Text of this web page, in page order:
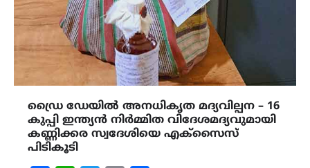
ഡ്രൈ ഡേയിൽ അനധികൃത മദ്യവില്പന – 16
കുപ്പി ഇന്ത്യൻ നിർമ്മിത വിദേശമദ്യവുമായി
കണ്ണിക്കര സ്വദേശിയെ എക്സൈസ്
പിടികൂടി